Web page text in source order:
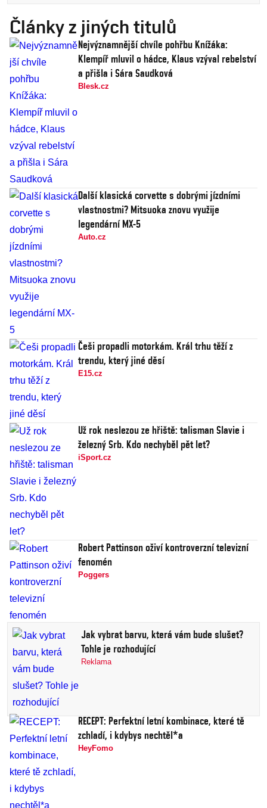
Články z jiných titulů
Nejvýznamnější chvíle pohřbu Knížáka:
Klempíř mluvil o hádce, Klaus vzýval rebelství
a přišla i Sára Saudková
Blesk.cz
Další klasická corvette s dobrými jízdními
vlastnostmi? Mitsuoka znovu využije
legendární MX-5
Auto.cz
Češi propadli motorkám. Král trhu těží z
trendu, který jiné děsí
E15.cz
Už rok neslezou ze hřiště: talisman Slavie i
železný Srb. Kdo nechyběl pět let?
iSport.cz
Robert Pattinson oživí kontroverzní televizní
fenomén
Poggers
Jak vybrat barvu, která vám bude slušet?
Tohle je rozhodující
Reklama
RECEPT: Perfektní letní kombinace, které tě
zchladí, i kdybys nechtěl*a
HeyFomo